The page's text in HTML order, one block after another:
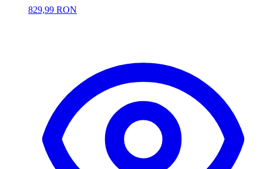
829,99 RON